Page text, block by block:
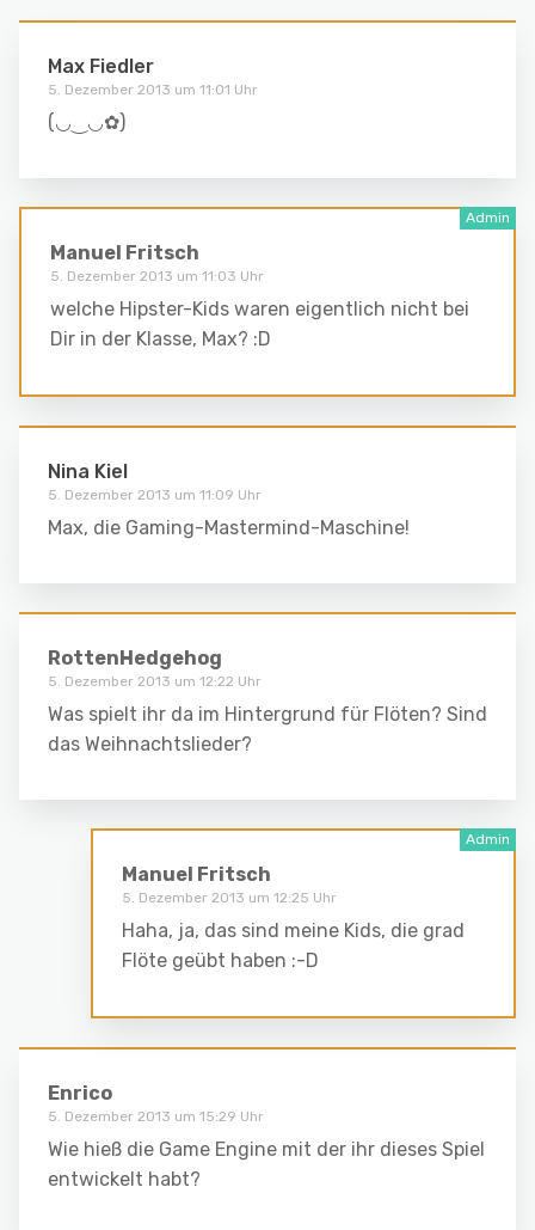
Max Fiedler
5. Dezember 2013 um 11:01 Uhr
(◡‿◡✿)
Manuel Fritsch
5. Dezember 2013 um 11:03 Uhr
welche Hipster-Kids waren eigentlich nicht bei
Dir in der Klasse, Max? :D
Nina Kiel
5. Dezember 2013 um 11:09 Uhr
Max, die Gaming-Mastermind-Maschine!
RottenHedgehog
5. Dezember 2013 um 12:22 Uhr
Was spielt ihr da im Hintergrund für Flöten? Sind
das Weihnachtslieder?
Manuel Fritsch
5. Dezember 2013 um 12:25 Uhr
Haha, ja, das sind meine Kids, die grad
Flöte geübt haben :-D
Enrico
5. Dezember 2013 um 15:29 Uhr
Wie hieß die Game Engine mit der ihr dieses Spiel
entwickelt habt?